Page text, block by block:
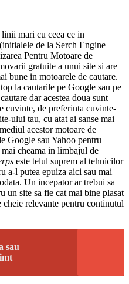
mari cu ceea ce in
de la Serch Engine
Pentru Motoare de
gratuite a unui site si are
bune in motoarele de cautare.
la cautarile pe Google sau pe
dar acestea doua sunt
cuvinte, de preferinta cuvinte-
ului tau, cu atat ai sanse mai
acestor motoare de
Google sau Yahoo pentru
cheama in limbajul de
este telul suprem al tehnicilor
a-l putea epuiza aici sau mai
Un incepator ar trebui sa
un site sa fie cat mai bine plasat
relevante pentru continutul
sau